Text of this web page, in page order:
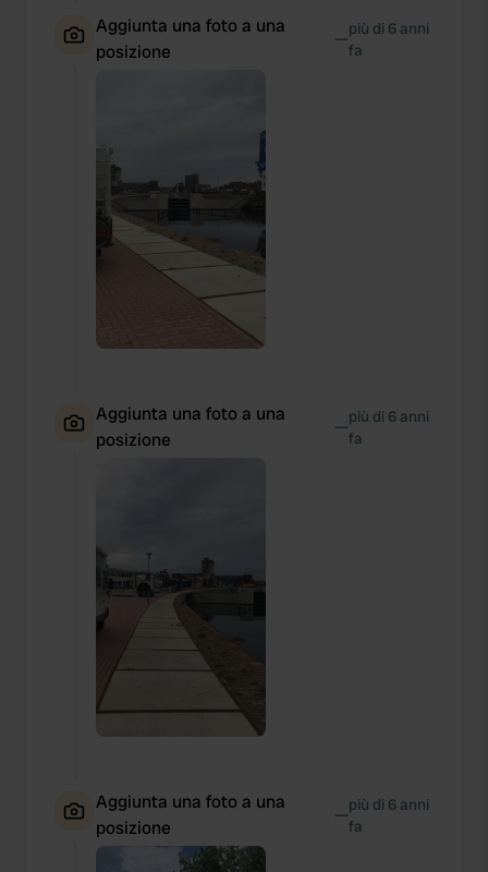
Aggiunta una foto a una
posizione
—più di 6 anni
fa
Aggiunta una foto a una
posizione
—più di 6 anni
fa
Aggiunta una foto a una
posizione
—più di 6 anni
fa